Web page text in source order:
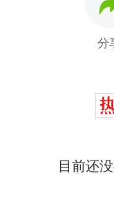
分
目前还